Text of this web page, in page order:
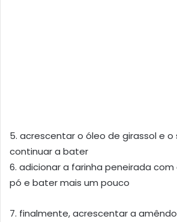
5. acrescentar o óleo de girassol e o
continuar a bater
6. adicionar a farinha peneirada
pó e bater mais um pouco
7. finalmente, acrescentar a